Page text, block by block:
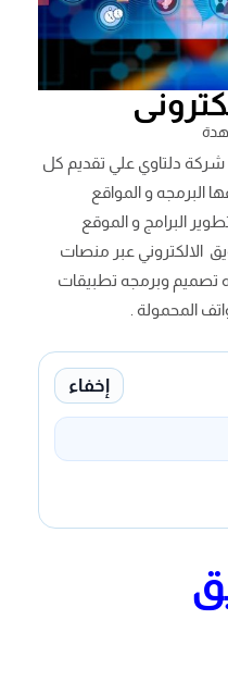
دلتاوي علي تقديم كل
البرمجه و المواقع
البرامج و الموقع
الالكتروني عبر منصات
تصميم وبرمجه تطبيقات
المحمولة .
إخفاء